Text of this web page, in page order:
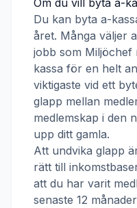
Om du vill byta a-
Du kan byta a-
året. Många väljer
jobb som Miljöchef
kassa för en helt
viktigaste vid ett
glapp mellan
medlemskap i den
upp ditt gamla.
Att undvika glapp
rätt till
att du har varit
senaste 12